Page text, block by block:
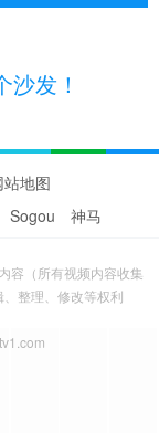
发！
站地图
Sogou 神马
容（所有视频内容收集
整理、修改等权利